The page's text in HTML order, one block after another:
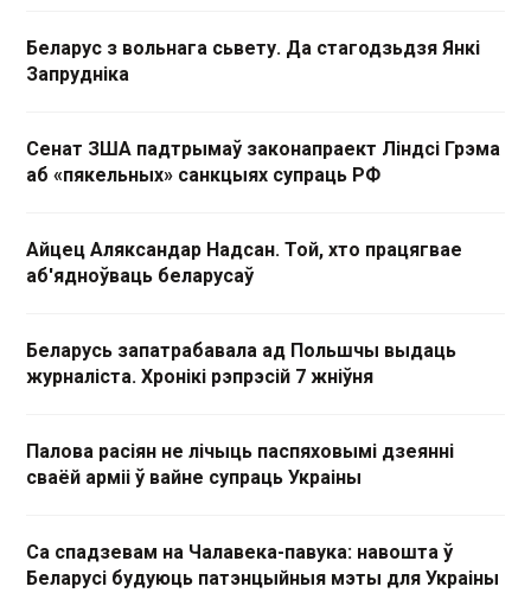
Беларус з вольнага сьвету. Да стагодзьдзя Янкі
Запрудніка
Сенат ЗША падтрымаў законапраект Ліндсі Грэма
аб «пякельных» санкцыях супраць РФ
Айцец Аляксандар Надсан. Той, хто працягвае
аб'ядноўваць беларусаў
Беларусь запатрабавала ад Польшчы выдаць
журналіста. Хронікі рэпрэсій 7 жніўня
Палова расіян не лічыць паспяховымі дзеянні
сваёй арміі ў вайне супраць Украіны
Са спадзевам на Чалавека-павука: навошта ў
Беларусі будуюць патэнцыйныя мэты для Украіны